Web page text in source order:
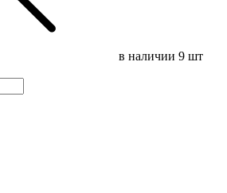
в наличии 9 шт